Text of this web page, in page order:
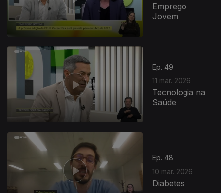
Emprego
Jovem
Ep. 49
11 mar. 2026
Tecnologia na
Saúde
Ep. 48
10 mar. 2026
Diabetes